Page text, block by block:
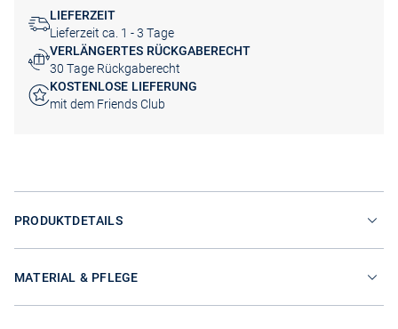
LIEFERZEIT
Lieferzeit ca. 1 - 3 Tage
VERLÄNGERTES RÜCKGABERECHT
30 Tage Rückgaberecht
KOSTENLOSE LIEFERUNG
mit dem Friends Club
PRODUKTDETAILS
MATERIAL & PFLEGE